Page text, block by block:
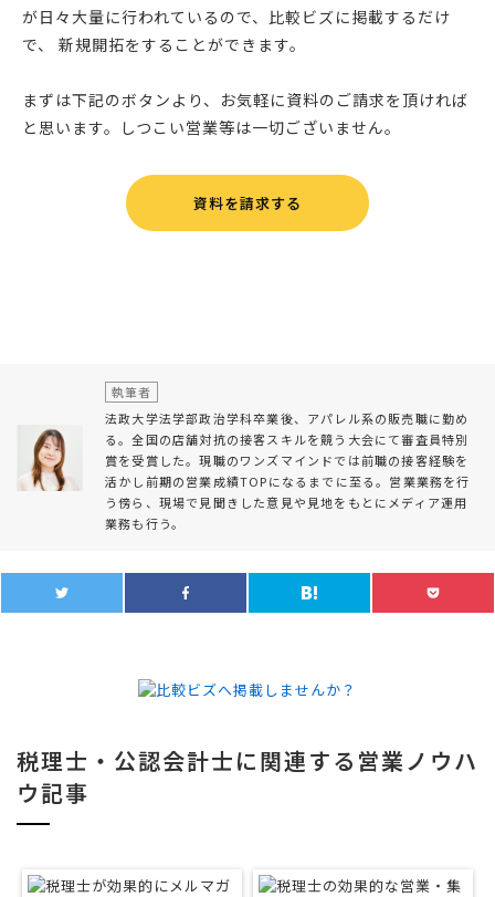
が日々大量に行われているので、比較ビズに掲載するだけ
で、 新規開拓をすることができます。
まずは下記のボタンより、お気軽に資料のご請求を頂ければ
と思います。しつこい営業等は一切ございません。
資料を請求する
執筆者
法政大学法学部政治学科卒業後、アパレル系の販売職に勤め
る。全国の店舗対抗の接客スキルを競う大会にて審査員特別
賞を受賞した。現職のワンズマインドでは前職の接客経験を
活かし前期の営業成績TOPになるまでに至る。営業業務を行
う傍ら、現場で見聞きした意見や見地をもとにメディア運用
業務も行う。
税理士・公認会計士に関連する営業ノウハ
ウ記事